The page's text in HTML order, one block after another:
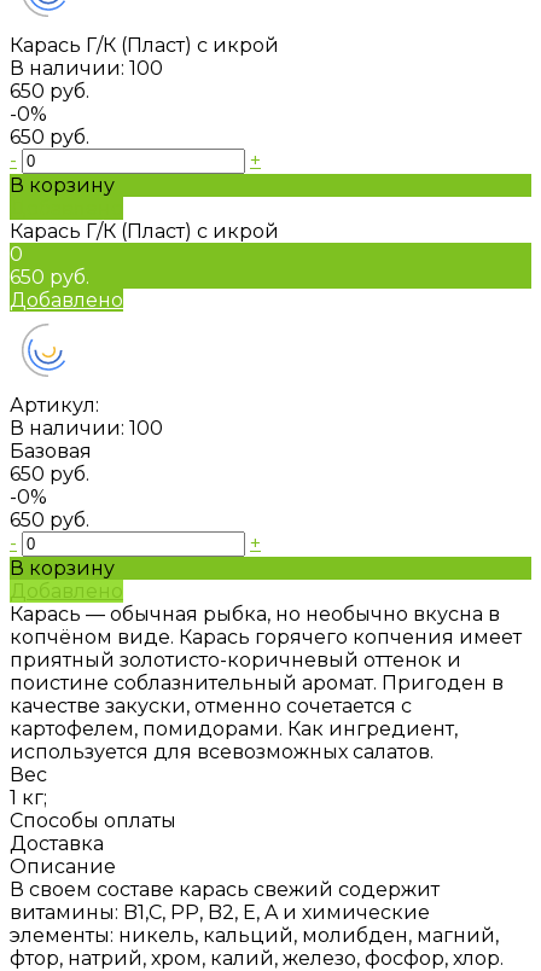
Карась Г/К (Пласт) с икрой
В наличии: 100
650 руб.
-0%
650 руб.
-
+
В корзину
Карась Г/К (Пласт) с икрой
0
650 руб.
Добавлено
Артикул:
В наличии: 100
Базовая
650 руб.
-0%
650 руб.
-
+
В корзину
Добавлено
Карась — обычная рыбка, но необычно вкусна в
копчёном виде. Карась горячего копчения имеет
приятный золотисто-коричневый оттенок и
поистине соблазнительный аромат. Пригоден в
качестве закуски, отменно сочетается с
картофелем, помидорами. Как ингредиент,
используется для всевозможных салатов.
Вес
1 кг;
Способы оплаты
Доставка
Описание
В своем составе карась свежий содержит
витамины: B1,C, PP, B2, E, A и химические
элементы: никель, кальций, молибден, магний,
фтор, натрий, хром, калий, железо, фосфор, хлор.